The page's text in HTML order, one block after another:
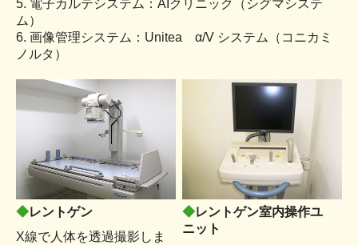
5. 電子カルテシステム：AIクリニック（シグマシステ
ム）
6. 画像管理システム：Unitea α/V システム（コニカミ
ノルタ）
◆レントゲン
X線で人体を透過撮影しま
◆レントゲン室内操作ユ
ニット